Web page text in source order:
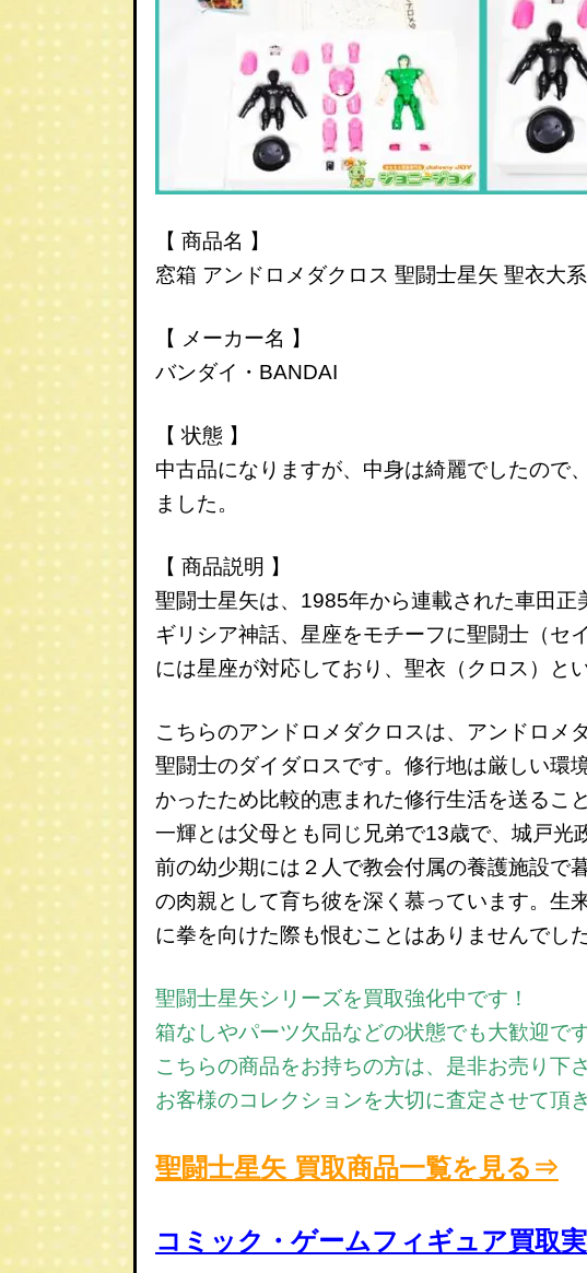
【 商品名 】
窓箱 アンドロメダクロス 聖闘士星矢 聖衣大系
【 メーカー名 】
バンダイ・BANDAI
【 状態 】
中古品になりますが、中身は綺麗でしたので
ました。
【 商品説明 】
聖闘士星矢は、1985年から連載された車田正
ギリシア神話、星座をモチーフに聖闘士（セ
には星座が対応しており、聖衣（クロス）と
こちらのアンドロメダクロスは、アンドロメ
聖闘士のダイダロスです。修行地は厳しい環
かったため比較的恵まれた修行生活を送るこ
一輝とは父母とも同じ兄弟で13歳で、城戸光
前の幼少期には２人で教会付属の養護施設で
の肉親として育ち彼を深く慕っています。生
に拳を向けた際も恨むことはありませんでした
聖闘士星矢シリーズを買取強化中です！
箱なしやパーツ欠品などの状態でも大歓迎で
こちらの商品をお持ちの方は、是非お売り下
お客様のコレクションを大切に査定させて頂き
聖闘士星矢 買取商品一覧を見る⇒
コミック・ゲームフィギュア買取